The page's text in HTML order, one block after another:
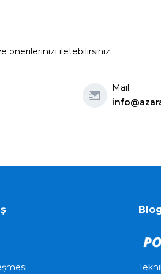
önerilerinizi iletebilirsiniz.
Mail